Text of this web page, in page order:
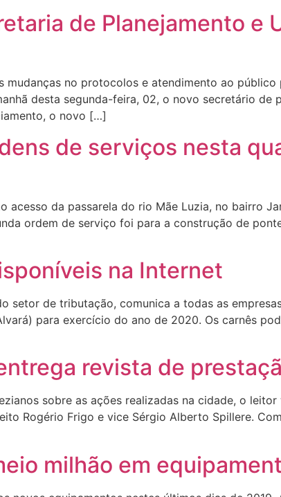
de Planejamento e
mudanças no protocolos e atendimento ao
desta segunda-feira, 02, o novo secretário de
o novo […]
de serviços nesta
acesso da passarela do rio Mãe Luzia, no bairro
ordem de serviço foi para a construção de
na Internet
setor de tributação, comunica a todas as
para exercício do ano de 2020. Os carnês
revista de
sobre as ações realizadas na cidade, o
Rogério Frigo e vice Sérgio Alberto Spillere.
milhão em